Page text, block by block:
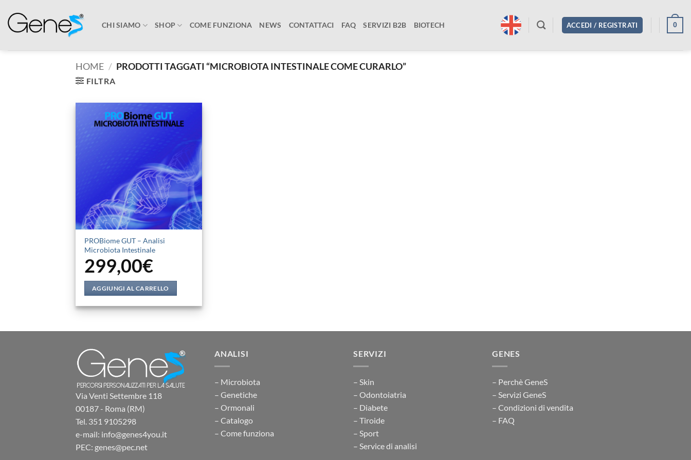
contenuti
CHI SIAMO SHOP COME FUNZIONA NEWS CONTATTACI FAQ SERVIZI B2B BIOTECH ACCEDI / REGISTRATI 0
HOME / PRODOTTI TAGGATI “MICROBIOTA INTESTINALE COME CURARLO”
FILTRA
PROBiome GUT – Analisi
Microbiota Intestinale
299,00€
AGGIUNGI AL CARRELLO
Via Venti Settembre 118
00187 - Roma (RM)
Tel. 351 9105298
e-mail: info@genes4you.it
PEC: genes@pec.net
ANALISI
– Microbiota
– Genetiche
– Ormonali
– Catalogo
– Come funziona
SERVIZI
– Skin
– Odontoiatria
– Diabete
– Tiroide
– Sport
– Service di analisi
GENES
– Perchè GeneS
– Servizi GeneS
– Condizioni di vendita
– FAQ